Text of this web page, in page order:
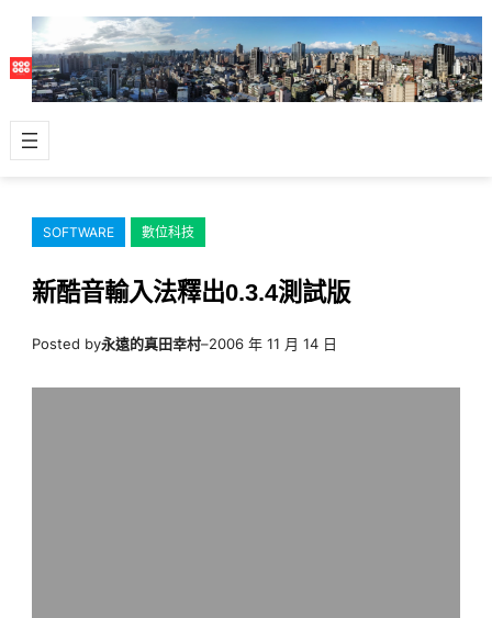
主
容
SOFTWARE 數位科技
新酷音輸入法釋出0.3.4測試版
Posted by永遠的真田幸村–2006 年 11 月 14 日